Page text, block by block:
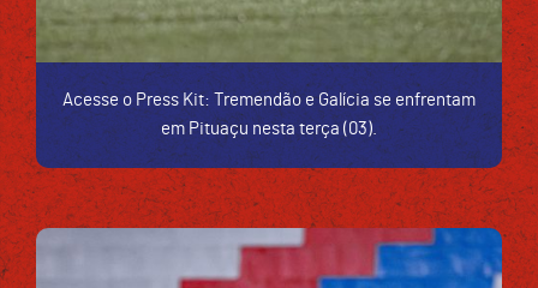
Acesse o Press Kit: Tremendão e Galícia se enfrentam
em Pituaçu nesta terça (03).